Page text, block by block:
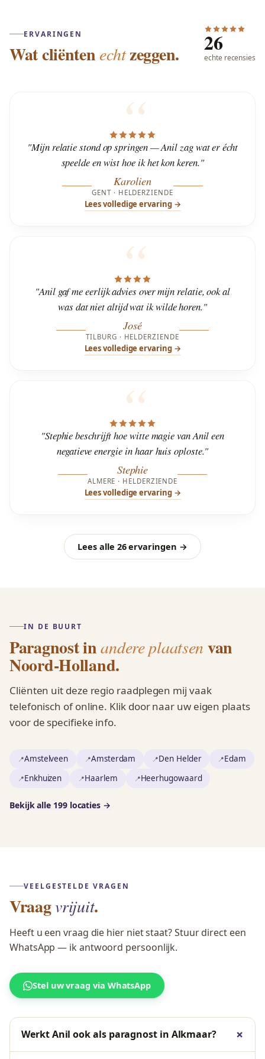
ERVARINGEN
Wat cliënten echtzeggen. 26
echte recensies
"Mijn relatie stond op springen — Anil zag wat er écht
speelde en wist hoe ik het kon keren."
Karolien
GENT · HELDERZIENDE
Lees volledige ervaring →
"Anil gaf me eerlijk advies over mijn relatie, ook al
was dat niet altijd wat ik wilde horen."
José
TILBURG · HELDERZIENDE
Lees volledige ervaring →
"Stephie beschrijft hoe witte magie van Anil een
negatieve energie in haar huis oploste."
Stephie
ALMERE · HELDERZIENDE
Lees volledige ervaring →
Lees alle 26 ervaringen →
IN DE BUURT
Paragnost inandere plaatsen van
Noord-Holland.
Cliënten uit deze regio raadplegen mij vaak
telefonisch of online. Klik door naar uw eigen plaats
voor de specifieke info.
Amstelveen Amsterdam Den Helder
Edam
Enkhuizen
Haarlem Heerhugowaard
Bekijk alle 199 locaties →
VEELGESTELDE VRAGEN
Vraagvrijuit.
Heeft u een vraag die hier niet staat? Stuur direct een
WhatsApp — ik antwoord persoonlijk.
Stel uw vraag via WhatsApp
Werkt Anil ook als paragnost in Alkmaar?